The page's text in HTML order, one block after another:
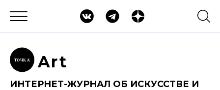
ТОЧК А Art
ИНТЕРНЕТ-ЖУРНАЛ ОБ ИСКУССТВЕ И